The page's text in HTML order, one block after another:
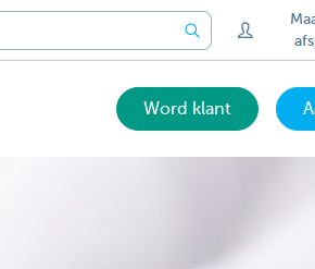
Word klant